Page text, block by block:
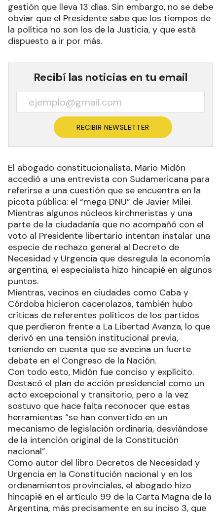
gestión que lleva 13 días. Sin embargo, no se debe
obviar que el Presidente sabe que los tiempos de
la política no son los de la Justicia, y que está
dispuesto a ir por más.
Recibí las noticias en tu email
RECIBIR NEWSLETTER
El abogado constitucionalista, Mario Midón
accedió a una entrevista con Sudamericana para
referirse a una cuestión que se encuentra en la
picota pública: el “mega DNU” de Javier Milei.
Mientras algunos núcleos kirchneristas y una
parte de la ciudadanía que no acompañó con el
voto al Presidente libertario intentan instalar una
especie de rechazo general al Decreto de
Necesidad y Urgencia que desregula la economía
argentina, el especialista hizo hincapié en algunos
puntos.
Mientras, vecinos en ciudades como Caba y
Córdoba hicieron cacerolazos, también hubo
críticas de referentes políticos de los partidos
que perdieron frente a La Libertad Avanza, lo que
derivó en una tensión institucional previa,
teniendo en cuenta que se avecina un fuerte
debate en el Congreso de la Nación.
Con todo esto, Midón fue conciso y explícito.
Destacó el plan de acción presidencial como un
acto excepcional y transitorio, pero a la vez
sostuvo que hace falta reconocer que estas
herramientas “se han convertido en un
mecanismo de legislación ordinaria, desviándose
de la intención original de la Constitución
nacional”.
Como autor del libro Decretos de Necesidad y
Urgencia en la Constitución nacional y en los
ordenamientos provinciales, el abogado hizo
hincapié en el artículo 99 de la Carta Magna de la
Argentina, más precisamente en su inciso 3, que